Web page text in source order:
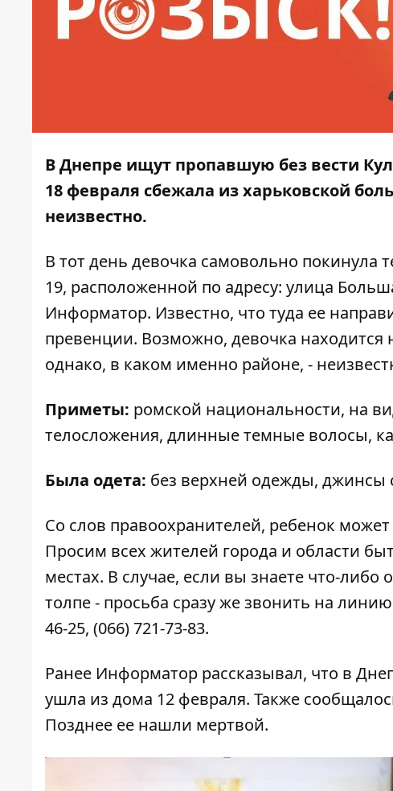
В Днепре ищут пропавшую без вести
18 февраля сбежала из харьковской
неизвестно.
В тот день девочка самовольно
19, расположенной по адресу: улица
Информатор. Известно, что туда ее
превенции. Возможно, девочка находится
однако, в каком именно районе, -
Приметы: ромской национальности, на
телосложения, длинные темные волосы,
Была одета: без верхней одежды, джинсы
Со слов правоохранителей, ребенок
Просим всех жителей города и области
местах. В случае, если вы знаете что-
толпе - просьба сразу же звонить на
46-25, (066) 721-73-83.
Ранее Информатор рассказывал, что в
ушла из дома 12 февраля. Также
Позднее ее нашли мертвой.